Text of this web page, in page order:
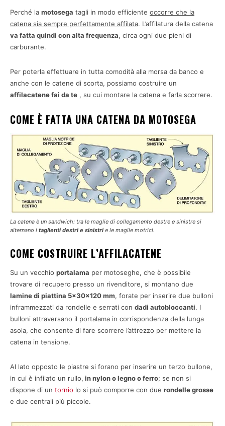
Perché la motosega tagli in modo efficiente occorre che la
catena sia sempre perfettamente affilata. L’affilatura della catena
va fatta quindi con alta frequenza, circa ogni due pieni di
carburante.
Per poterla effettuare in tutta comodità alla morsa da banco e
anche con le catene di scorta, possiamo costruire un
affilacatene fai da te , su cui montare la catena e farla scorrere.
COME È FATTA UNA CATENA DA MOTOSEGA
La catena è un sandwich: tra le maglie di collegamento destre e sinistre si
alternano i taglienti destri e sinistri e le maglie motrici.
COME COSTRUIRE L’AFFILACATENE
Su un vecchio portalama per motoseghe, che è possibile
trovare di recupero presso un rivenditore, si montano due
lamine di piattina 5x30x120 mm, forate per inserire due bulloni
inframmezzati da rondelle e serrati con dadi autobloccanti. I
bulloni attraversano il portalama in corrispondenza della lunga
asola, che consente di fare scorrere l’attrezzo per mettere la
catena in tensione.
Al lato opposto le piastre si forano per inserire un terzo bullone,
in cui è infilato un rullo, in nylon o legno o ferro; se non si
dispone di un tornio lo si può comporre con due rondelle grosse
e due centrali più piccole.